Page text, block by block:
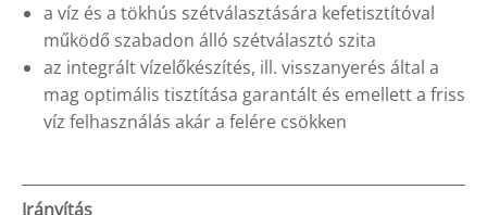
a víz és a tökhús szétválasztására kefetisztítóval
működő szabadon álló szétválasztó szita
az integrált vízelőkészítés, ill. visszanyerés által a
mag optimális tisztítása garantált és emellett a friss
víz felhasználás akár a felére csökken
Irányítás